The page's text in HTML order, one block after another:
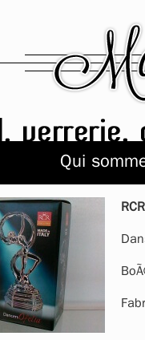
Qui